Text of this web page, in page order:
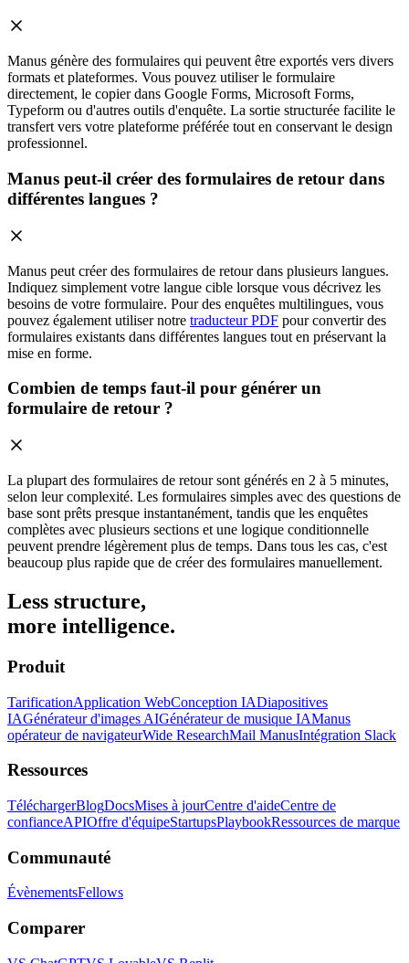
Manus génère des formulaires qui peuvent être exportés vers divers
formats et plateformes. Vous pouvez utiliser le formulaire
directement, le copier dans Google Forms, Microsoft Forms,
Typeform ou d'autres outils d'enquête. La sortie structurée facilite le
transfert vers votre plateforme préférée tout en conservant le design
professionnel.
Manus peut-il créer des formulaires de retour dans
différentes langues ?
Manus peut créer des formulaires de retour dans plusieurs langues.
Indiquez simplement votre langue cible lorsque vous décrivez les
besoins de votre formulaire. Pour des enquêtes multilingues, vous
pouvez également utiliser notre traducteur PDF pour convertir des
formulaires existants dans différentes langues tout en préservant la
mise en forme.
Combien de temps faut-il pour générer un
formulaire de retour ?
La plupart des formulaires de retour sont générés en 2 à 5 minutes,
selon leur complexité. Les formulaires simples avec des questions de
base sont prêts presque instantanément, tandis que les enquêtes
complètes avec plusieurs sections et une logique conditionnelle
peuvent prendre légèrement plus de temps. Dans tous les cas, c'est
beaucoup plus rapide que de créer des formulaires manuellement.
Less structure,
more intelligence.
Produit
TarificationApplication WebConception IADiapositives
IAGénérateur d'images AIGénérateur de musique IAManus
opérateur de navigateurWide ResearchMail ManusIntégration Slack
Ressources
TéléchargerBlogDocsMises à jourCentre d'aideCentre de
confianceAPIOffre d'équipeStartupsPlaybookRessources de marque
Communauté
ÉvènementsFellows
Comparer